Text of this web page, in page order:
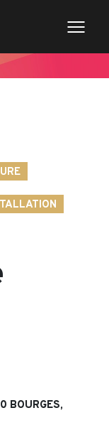
$imageentete
BOURGES,